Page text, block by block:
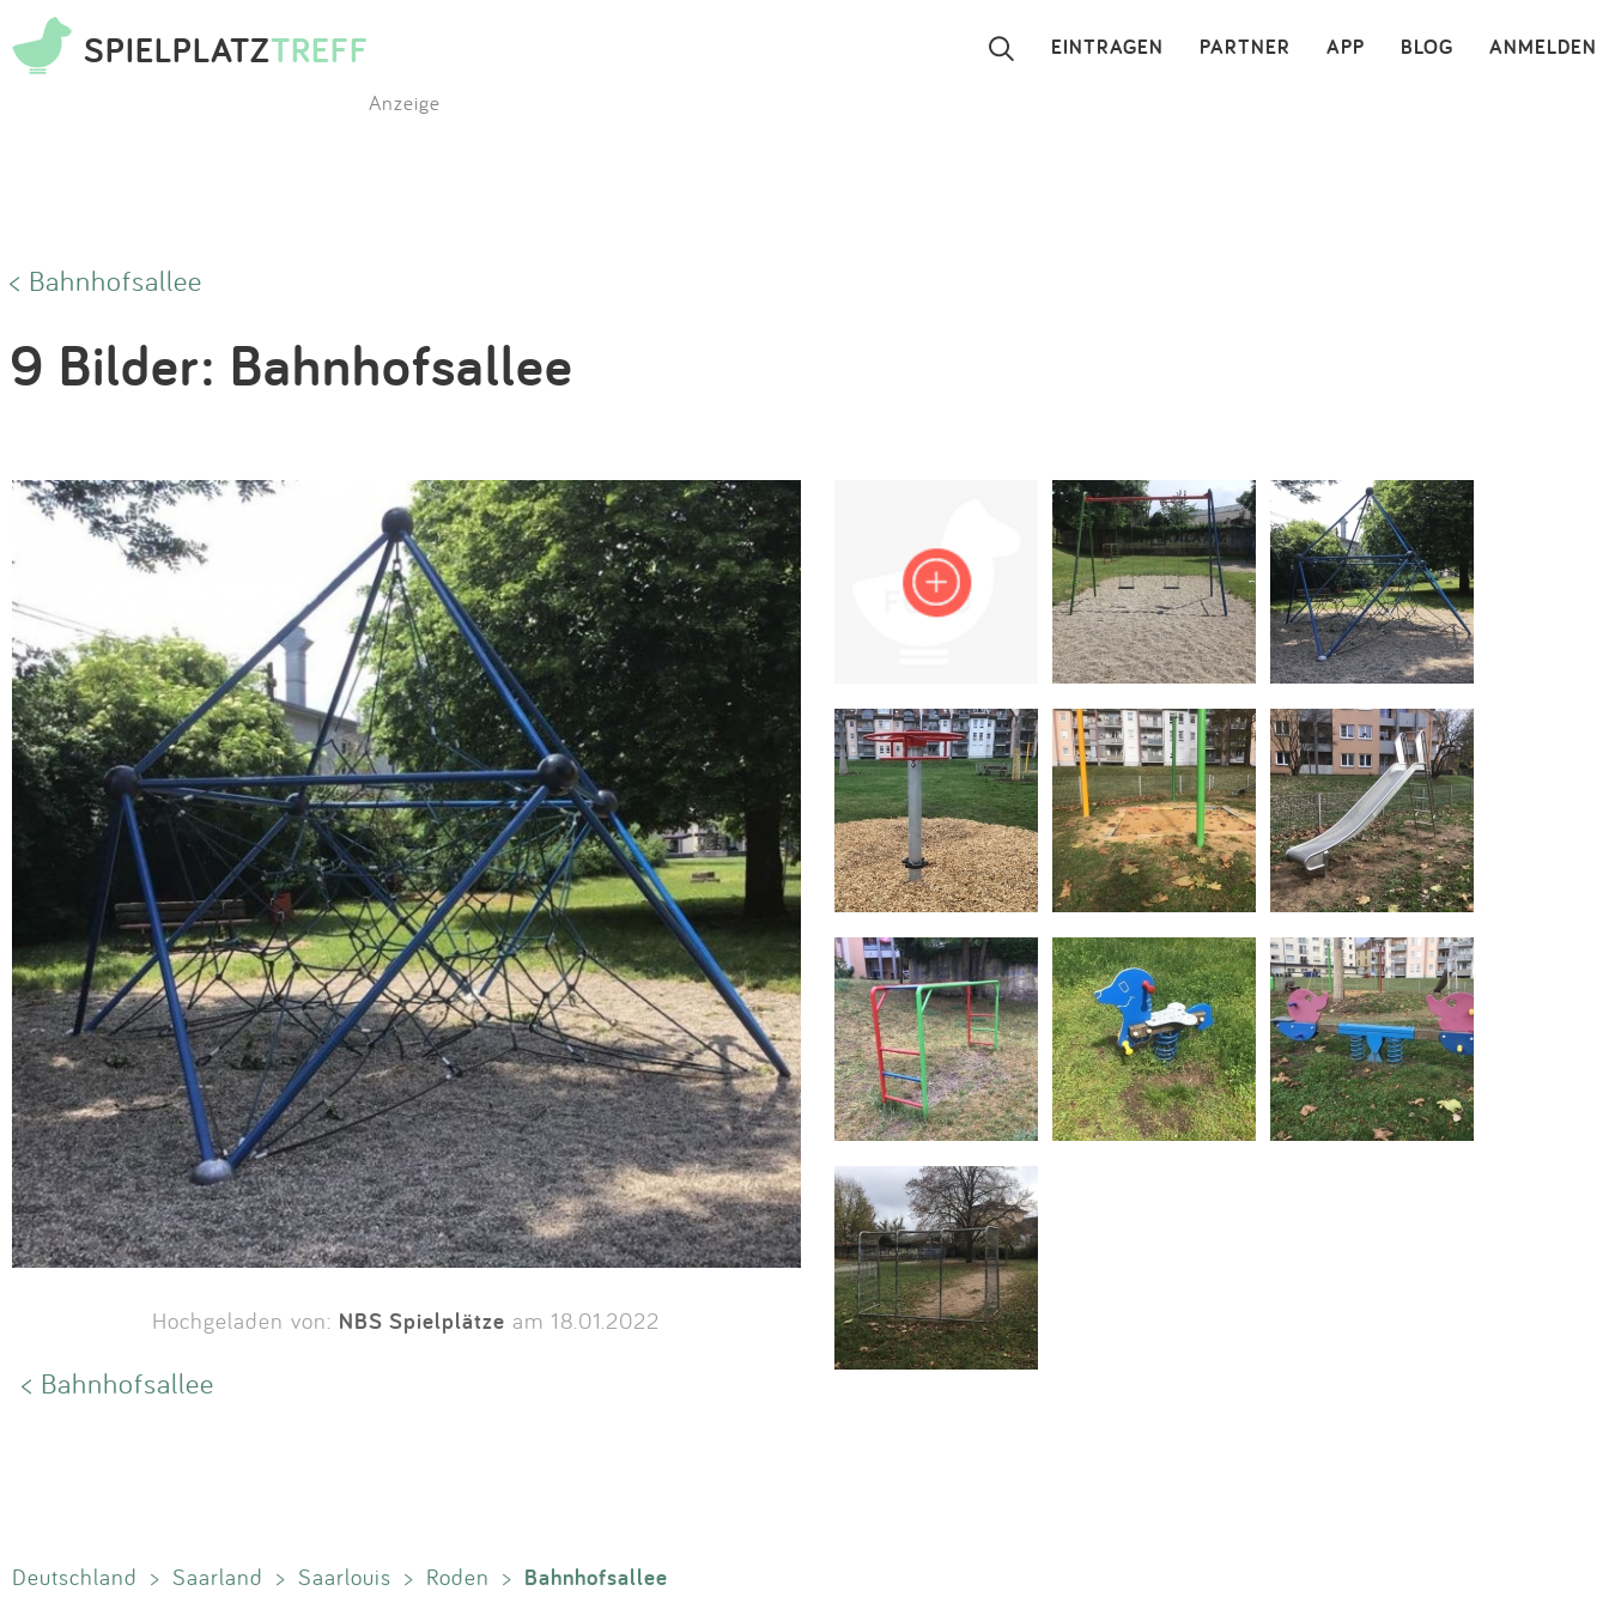
SPIELPLATZTREFF ANMELDEN
BLOG
APP
PARTNER
EINTRAGEN ×
Kontakt
Impressum
Anmelden
Anzeige
< Bahnhofsallee
9 Bilder: Bahnhofsallee
Hochgeladen von: NBS Spielplätze am 18.01.2022
< Bahnhofsallee
Deutschland > Saarland > Saarlouis > Roden > Bahnhofsallee